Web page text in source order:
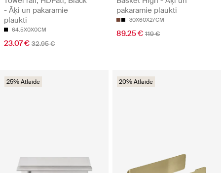
- Āķi un pakaramie
plaukti
64.5X0X0CM
23.07 € 32.95 €
pakaramie plaukti
30X60X27CM
89.25 € 119 €
25% Atlaide 20% Atlaide